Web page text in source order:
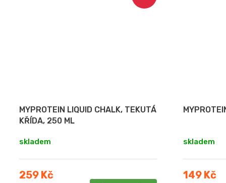
MYPROTEIN LIQUID CHALK, TEKUTÁ
KŘÍDA, 250 ML
skladem
259 Kč
skladem
149 Kč